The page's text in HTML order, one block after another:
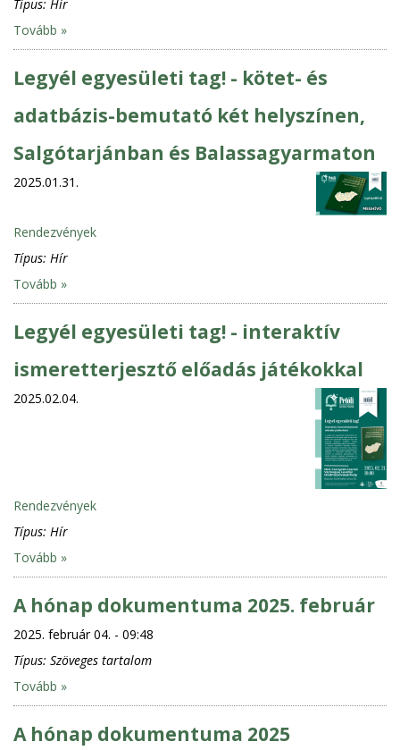
Típus: Hír
Tovább »
Legyél egyesületi tag! - kötet- és
adatbázis-bemutató két helyszínen,
Salgótarjánban és Balassagyarmaton
2025.01.31.
Rendezvények
Típus: Hír
Tovább »
Legyél egyesületi tag! - interaktív
ismeretterjesztő előadás játékokkal
2025.02.04.
Rendezvények
Típus: Hír
Tovább »
A hónap dokumentuma 2025. február
2025. február 04. - 09:48
Típus: Szöveges tartalom
Tovább »
A hónap dokumentuma 2025